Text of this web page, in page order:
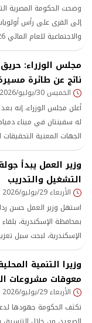
وضحت الحكومة المصرية
إلى القرى على رأس
مشروعات تطوير الريف
كريمة»، بما يضمن تحسين
للمواطنين، وتقليل
والتوسع في استخدام
المستدامة.
مجلس الوزراء:
ناتج عن طائرة
الخميس 30/يوليو/2026 - 10:57 ص
أعلن مجلس الوزراء، إنه
الجهات المعنية التحقيقات
طائرة مسيرة، ولم تعلن
وزير العمل يبدأ
التشغيل والتدريب
الأربعاء 29/يوليو/2026 - 10:30 ص
استهل وزير العمل حسن
بمحافظة الإسكندرية،
الإسكندرية، لبحث سبل
والتدريب المهني
وزيرا التنمية
معوقات مشروعات
الأربعاء 29/يوليو/2026 - 10:24 ص
تكثف الحكومة جهودها